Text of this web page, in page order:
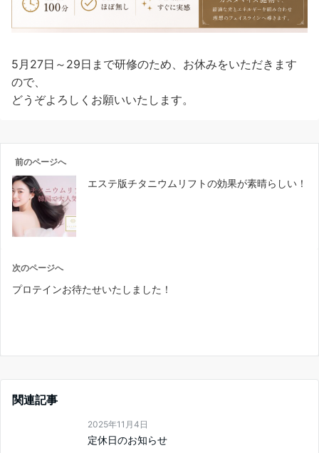
5月27日～29日まで研修のため、お休みをいただきます
ので、
どうぞよろしくお願いいたします。
前のページへ
エステ版チタニウムリフトの効果が素晴らしい！
次のページへ
プロテインお待たせいたしました！
関連記事
2025年11月4日
定休日のお知らせ